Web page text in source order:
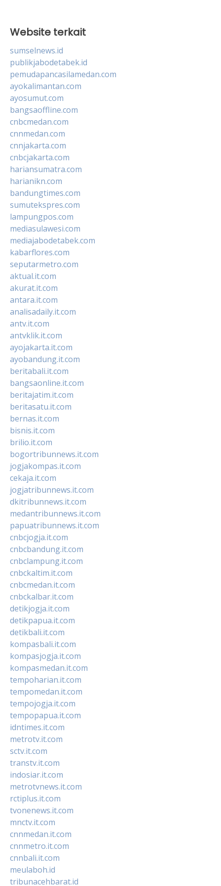
Website terkait
sumselnews.id
publikjabodetabek.id
pemudapancasilamedan.com
ayokalimantan.com
ayosumut.com
bangsaoffline.com
cnbcmedan.com
cnnmedan.com
cnnjakarta.com
cnbcjakarta.com
hariansumatra.com
harianikn.com
bandungtimes.com
sumutekspres.com
lampungpos.com
mediasulawesi.com
mediajabodetabek.com
kabarflores.com
seputarmetro.com
aktual.it.com
akurat.it.com
antara.it.com
analisadaily.it.com
antv.it.com
antvklik.it.com
ayojakarta.it.com
ayobandung.it.com
beritabali.it.com
bangsaonline.it.com
beritajatim.it.com
beritasatu.it.com
bernas.it.com
bisnis.it.com
brilio.it.com
bogortribunnews.it.com
jogjakompas.it.com
cekaja.it.com
jogjatribunnews.it.com
dkitribunnews.it.com
medantribunnews.it.com
papuatribunnews.it.com
cnbcjogja.it.com
cnbcbandung.it.com
cnbclampung.it.com
cnbckaltim.it.com
cnbcmedan.it.com
cnbckalbar.it.com
detikjogja.it.com
detikpapua.it.com
detikbali.it.com
kompasbali.it.com
kompasjogja.it.com
kompasmedan.it.com
tempoharian.it.com
tempomedan.it.com
tempojogja.it.com
tempopapua.it.com
idntimes.it.com
metrotv.it.com
sctv.it.com
transtv.it.com
indosiar.it.com
metrotvnews.it.com
rctiplus.it.com
tvonenews.it.com
mnctv.it.com
cnnmedan.it.com
cnnmetro.it.com
cnnbali.it.com
meulaboh.id
tribunacehbarat.id